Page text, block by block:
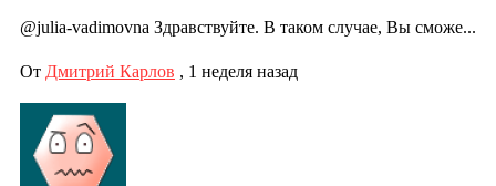
@julia-vadimovna Здравствуйте. В таком случае, Вы сможе...
От Дмитрий Карлов , 1 неделя назад